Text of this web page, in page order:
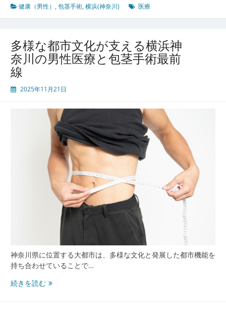
奈
川
男
性
医
最
線
地
住
民
を
支
え
と
安
心
サ
健康（男性） ,包茎手術,横浜(神奈川) 医療
多様な都市文化が支える横浜神
奈川の男性医療と包茎手術最前
線
2025年11月21日
神奈川県に位置する大都市は、多様な文化と発展した都市機能を
持ち合わせていることで…
続きを読む多